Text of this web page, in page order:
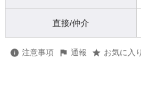
直接/仲介
注意事項 通報 お気に入り